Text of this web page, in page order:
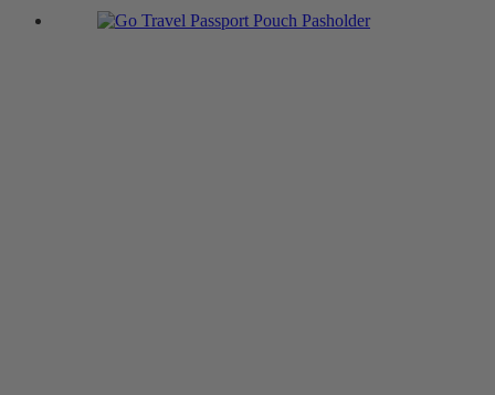
vælges